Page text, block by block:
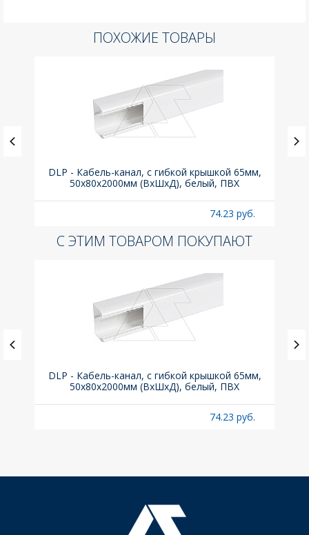
ПОХОЖИЕ ТОВАРЫ
DLP - Кабель-канал, с гибкой крышкой 65мм,
50x80х2000мм (ВхШхД), белый, ПВХ
74.23 руб.
С ЭТИМ ТОВАРОМ ПОКУПАЮТ
DLP - Кабель-канал, с гибкой крышкой 65мм,
50x80х2000мм (ВхШхД), белый, ПВХ
74.23 руб.